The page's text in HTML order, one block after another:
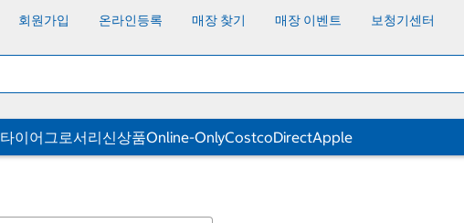
회원가입 온라인등록 매장 찾기 매장 이벤트 보청기센터
타이어그로서리신상품Online-OnlyCostcoDirectApple